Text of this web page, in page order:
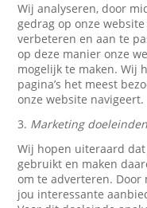
Wij analyseren, door
gedrag op onze
verbeteren en aan te
op deze manier onze
mogelijk te maken. Wij
pagina’s het meest
onze website navigeert.
3. Marketing doeleinden
Wij hopen uiteraard
gebruikt en maken
om te adverteren.
jou interessante